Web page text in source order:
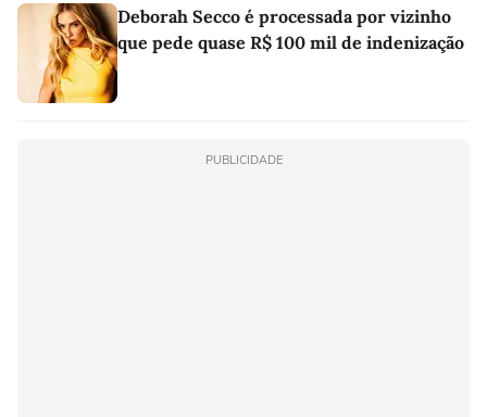
Deborah Secco é processada por vizinho
que pede quase R$ 100 mil de indenização
PUBLICIDADE